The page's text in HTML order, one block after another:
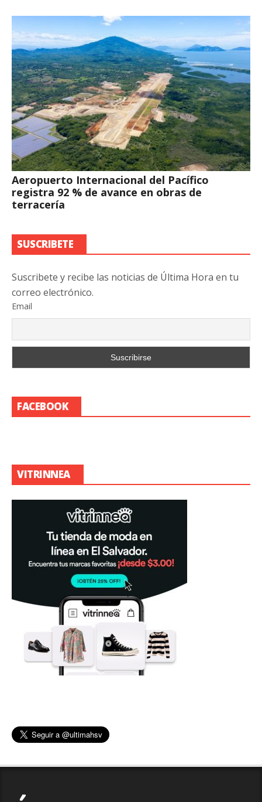
Aeropuerto Internacional del Pacífico
registra 92 % de avance en obras de
terracería
SUSCRIBETE
Suscribete y recibe las noticias de Última Hora en tu
correo electrónico.
Email
FACEBOOK
VITRINNEA